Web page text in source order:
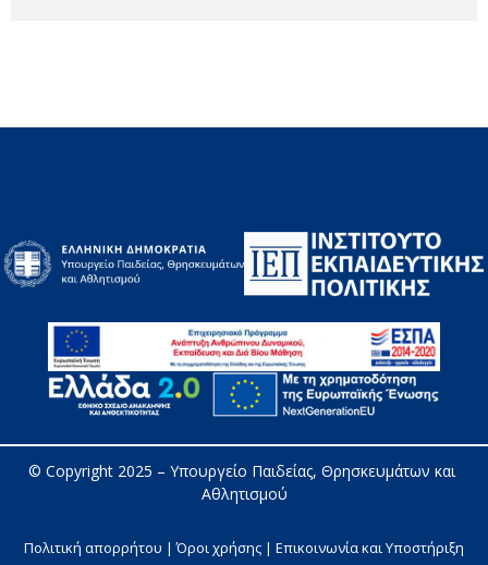
© Copyright 2025 – Υπουργείο Παιδείας, Θρησκευμάτων και
Αθλητισμού
Πολιτική απορρήτου | Όροι χρήσης | Επικοινωνία και Υποστήριξη